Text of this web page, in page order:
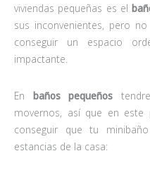
viviendas pequeñas es el
sus inconvenientes, pero
conseguir un espacio
impactante.
En baños pequeños
movernos, así que en
conseguir que tu
estancias de la casa: